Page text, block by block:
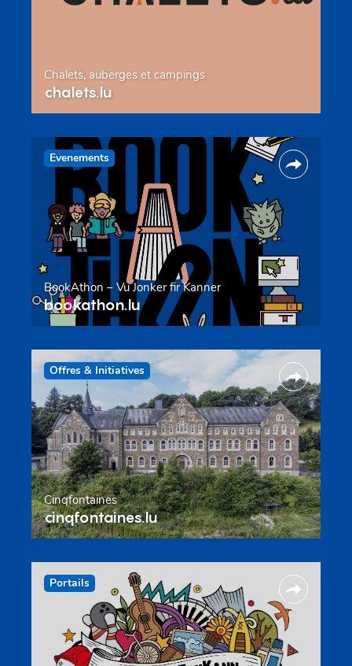
Chalets, auberges et campings
chalets.lu
Evenements
BookAthon – Vu Jonker fir Kanner
bookathon.lu
Offres & Initiatives
Cinqfontaines
cinqfontaines.lu
Portails